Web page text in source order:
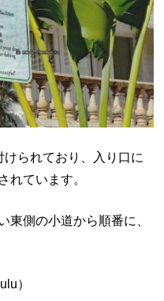
られており、入り口に
れています。
東側の小道から順番に、
）